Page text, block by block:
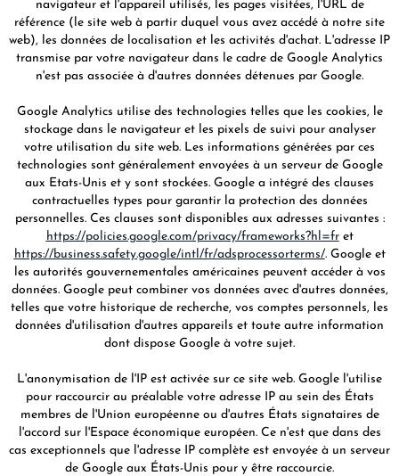
navigateur et l'appareil utilisés, les pages visitées, l'URL de
référence (le site web à partir duquel vous avez accédé à notre site
web), les données de localisation et les activités d'achat. L'adresse IP
transmise par votre navigateur dans le cadre de Google Analytics
n'est pas associée à d'autres données détenues par Google.
Google Analytics utilise des technologies telles que les cookies, le
stockage dans le navigateur et les pixels de suivi pour analyser
votre utilisation du site web. Les informations générées par ces
technologies sont généralement envoyées à un serveur de Google
aux Etats-Unis et y sont stockées. Google a intégré des clauses
contractuelles types pour garantir la protection des données
personnelles. Ces clauses sont disponibles aux adresses suivantes :
https://policies.google.com/privacy/frameworks?hl=fret
https://business.safety.google/intl/fr/adsprocessorterms/. Google et
les autorités gouvernementales américaines peuvent accéder à vos
données. Google peut combiner vos données avec d'autres données,
telles que votre historique de recherche, vos comptes personnels, les
données d'utilisation d'autres appareils et toute autre information
dont dispose Google à votre sujet.
L'anonymisation de l'IP est activée sur ce site web. Google l'utilise
pour raccourcir au préalable votre adresse IP au sein des États
membres de l'Union européenne ou d'autres États signataires de
l'accord sur l'Espace économique européen. Ce n'est que dans des
cas exceptionnels que l'adresse IP complète est envoyée à un serveur
de Google aux États-Unis pour y être raccourcie.